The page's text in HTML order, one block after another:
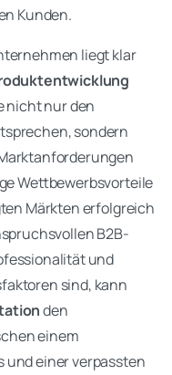
Kunden.
liegt klar
nicht nur den
sondern
Wettbewerbsvorteile
Märkten erfolgreich
B2B-
und
sind, kann
den
einem
einer verpassten